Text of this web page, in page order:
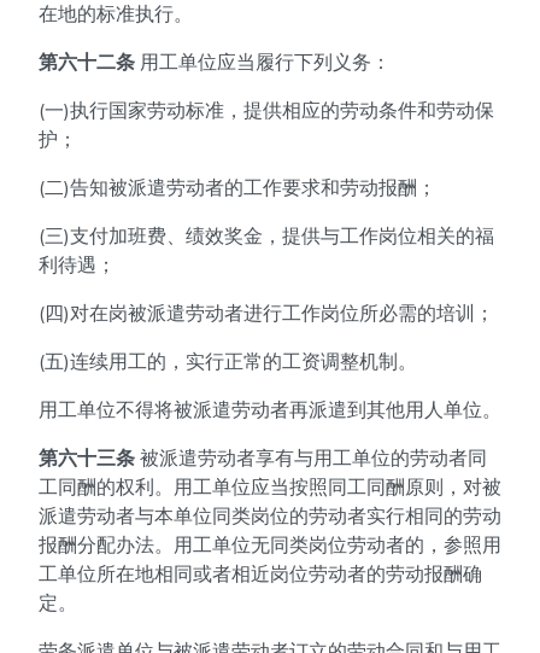
在地的标准执行。
第六十二条 用工单位应当履行下列义务：
(一)执行国家劳动标准，提供相应的劳动条件和劳动保
护；
(二)告知被派遣劳动者的工作要求和劳动报酬；
(三)支付加班费、绩效奖金，提供与工作岗位相关的福
利待遇；
(四)对在岗被派遣劳动者进行工作岗位所必需的培训；
(五)连续用工的，实行正常的工资调整机制。
用工单位不得将被派遣劳动者再派遣到其他用人单位。
第六十三条 被派遣劳动者享有与用工单位的劳动者同
工同酬的权利。用工单位应当按照同工同酬原则，对被
派遣劳动者与本单位同类岗位的劳动者实行相同的劳动
报酬分配办法。用工单位无同类岗位劳动者的，参照用
工单位所在地相同或者相近岗位劳动者的劳动报酬确
定。